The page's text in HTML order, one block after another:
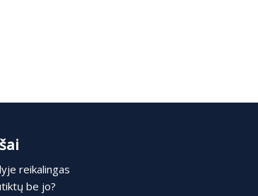
reikalingas
be jo?